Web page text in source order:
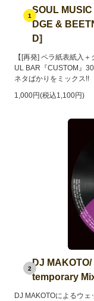
1
SOUL
DGE &
D]
【[再発] ペラ紙表紙入
UL BAR『CUSTOM』
ネタばかりをミックス!!
1,000円(税込1,100円)
2
DJ
temporary
DJ MAKOTOによるウ